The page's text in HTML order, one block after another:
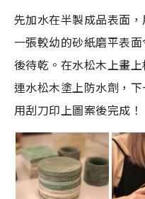
先加水在半製成品表面
一張較幼的砂紙磨平表
後待乾。在水松木上畫
連水松木塗上防水劑，
用刮刀印上圖案後完成！